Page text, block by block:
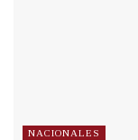
NACIONALES